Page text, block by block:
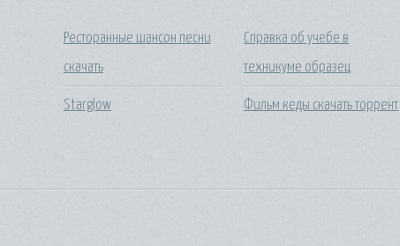
Ресторанные шансон песни
скачать
Starglow
Справка об учебе в
техникуме образец
Фильм кеды скачать торрент